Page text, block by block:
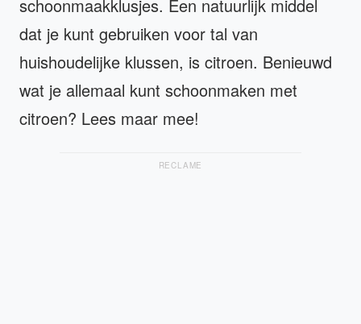
schoonmaakklusjes. Een natuurlijk middel
dat je kunt gebruiken voor tal van
huishoudelijke klussen, is citroen. Benieuwd
wat je allemaal kunt schoonmaken met
citroen? Lees maar mee!
RECLAME